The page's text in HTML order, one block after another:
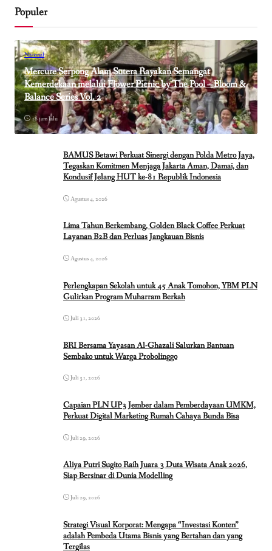
Populer
Nasional
Mercure Serpong Alam Sutera Rayakan Semangat
Kemerdekaan melalui Flower Picnic by The Pool – Bloom &
Balance Series Vol. 2
18 jam lalu
BAMUS Betawi Perkuat Sinergi dengan Polda Metro Jaya,
Tegaskan Komitmen Menjaga Jakarta Aman, Damai, dan
Kondusif Jelang HUT ke-81 Republik Indonesia
Agustus 4, 2026
Lima Tahun Berkembang, Golden Black Coffee Perkuat
Layanan B2B dan Perluas Jangkauan Bisnis
Agustus 4, 2026
Perlengkapan Sekolah untuk 45 Anak Tomohon, YBM PLN
Gulirkan Program Muharram Berkah
Juli 31, 2026
BRI Bersama Yayasan Al-Ghazali Salurkan Bantuan
Sembako untuk Warga Probolinggo
Juli 31, 2026
Capaian PLN UP3 Jember dalam Pemberdayaan UMKM,
Perkuat Digital Marketing Rumah Cahaya Bunda Bisa
Juli 29, 2026
Aliya Putri Sugito Raih Juara 3 Duta Wisata Anak 2026,
Siap Bersinar di Dunia Modelling
Juli 29, 2026
Strategi Visual Korporat: Mengapa “Investasi Konten”
adalah Pembeda Utama Bisnis yang Bertahan dan yang
Tergilas